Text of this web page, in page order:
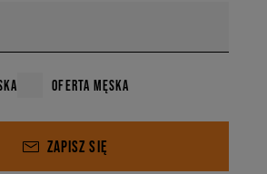
OFERTA MĘSKA
ZAPISZ SIĘ